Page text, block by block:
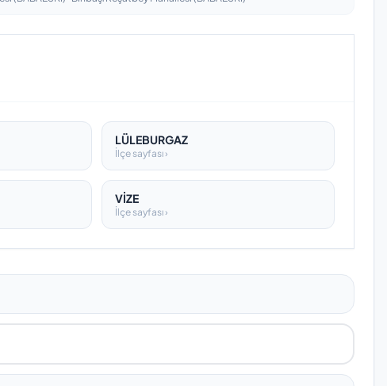
LÜLEBURGAZ
İlçe sayfası ›
VİZE
İlçe sayfası ›